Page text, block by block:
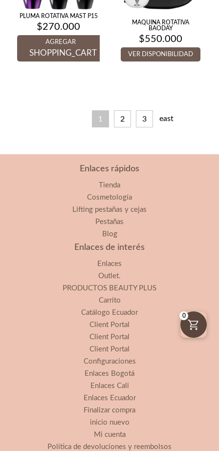
PLUMA ROTATIVA MAST P15
$270.000
AGREGAR
SHOPPING_CART
MAQUINA ROTATIVA
BAODAY
$550.000
VER DISPONIBILIDAD
1 2 3 east
Enlaces rápidos
Tienda
Cosmetología
Lifting pestañas y cejas
Pestañas
Blog
Enlaces de interés
Enlaces
Outlet.
PRODUCTOS BEAUTY PLUS
Carrito
Catálogo Ecuador
Client Portal
Client Portal
Client Portal
Configuraciones
Enlaces Bogotá
Enlaces Cali
Enlaces Ecuador
Finalizar compra
inicio nuevo
Mi cuenta
Política de devoluciones y reembolsos
0